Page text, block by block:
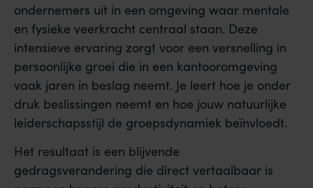
ondernemers uit in een omgeving waar mentale
en fysieke veerkracht centraal staan. Deze
intensieve ervaring zorgt voor een versnelling in
persoonlijke groei die in een kantooromgeving
vaak jaren in beslag neemt. Je leert hoe je onder
druk beslissingen neemt en hoe jouw natuurlijke
leiderschapsstijl de groepsdynamiek beïnvloedt.
Het resultaat is een blijvende
gedragsverandering die direct vertaalbaar is